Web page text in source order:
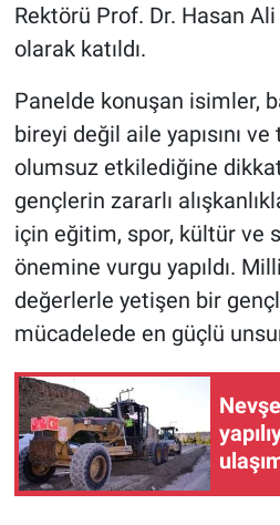
Rektörü Prof. Dr. Hasan
olarak katıldı.
Panelde konuşan isimler,
bireyi değil aile yapısını
olumsuz etkilediğine
gençlerin zararlı
için eğitim, spor, kültür ve
önemine vurgu yapıldı.
değerlerle yetişen bir
mücadelede en güçlü